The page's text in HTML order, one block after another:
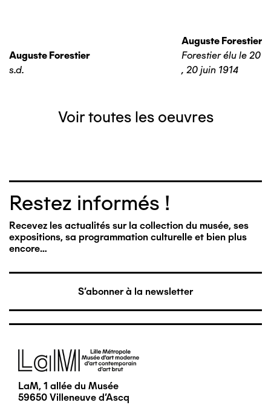
Auguste Forestier
s.d.
Auguste Forestier
Forestier élu le 20
, 20 juin 1914
Voir toutes les oeuvres
Restez informés !
Recevez les actualités sur la collection du musée, ses
expositions, sa programmation culturelle et bien plus
encore…
S'abonner à la newsletter
Image
LaM, 1 allée du Musée
59650 Villeneuve d'Ascq